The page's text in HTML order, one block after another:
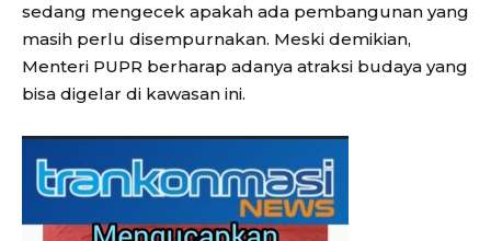
sedang mengecek apakah ada pembangunan yang
masih perlu disempurnakan. Meski demikian,
Menteri PUPR berharap adanya atraksi budaya yang
bisa digelar di kawasan ini.